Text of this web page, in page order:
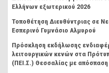
Ελλήνων εξωτερικού 2026
Τοποθέτηση Διευθύντριας σε
Εσπερινό Γυμνάσιο Αλμυρού
Πρόσκληση εκδήλωσης
λειτουργικών κενών στα
(ΠΕΙ.Σ.) Θεσσαλίας με απόσπαση